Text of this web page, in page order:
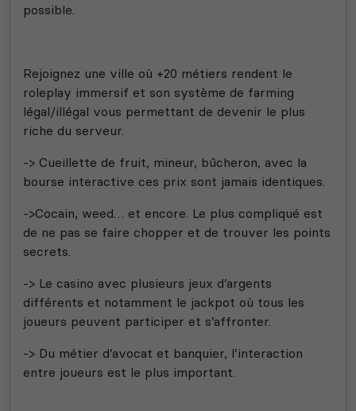
possible.
Rejoignez une ville où +20 métiers rendent le
roleplay immersif et son système de farming
légal/illégal vous permettant de devenir le plus
riche du serveur.
-> Cueillette de fruit, mineur, bûcheron, avec la
bourse interactive ces prix sont jamais identiques.
->Cocain, weed… et encore. Le plus compliqué est
de ne pas se faire chopper et de trouver les points
secrets.
-> Le casino avec plusieurs jeux d’argents
différents et notamment le jackpot où tous les
joueurs peuvent participer et s’affronter.
-> Du métier d’avocat et banquier, l’interaction
entre joueurs est le plus important.